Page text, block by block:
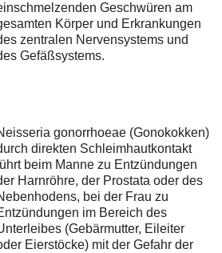
Geschwüren am
Körper und Erkrankungen
zentralen Nervensystems und
Gefäßsystems.
gonorrhoeae (Gonokokken)
direkten Schleimhautkontakt
beim Manne zu Entzündungen
Harnröhre, der Prostata oder des
bei der Frau zu
im Bereich des
(Gebärmutter, Eileiter
Eierstöcke) mit der Gefahr der